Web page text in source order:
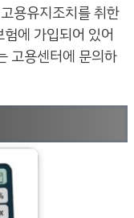
용유지조치를 취한
에 가입되어 있어
고용센터에 문의하